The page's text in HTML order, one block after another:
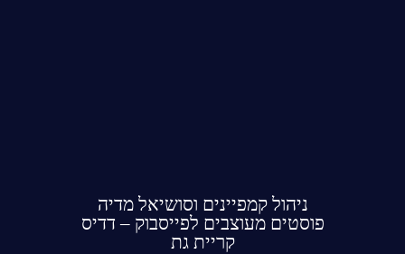
ניהול קמפיינים וסושיאל מדיה
פוסטים מעוצבים לפייסבוק – דדיס
קריית גת